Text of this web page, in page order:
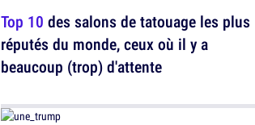
Top 10 des salons de tatouage les plus
réputés du monde, ceux où il y a
beaucoup (trop) d'attente